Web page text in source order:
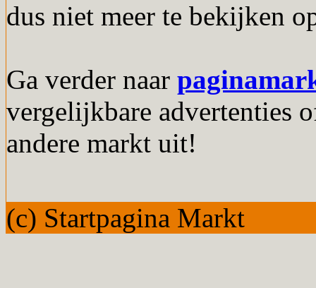
dus niet meer te bekijken
Ga verder naar
vergelijkbare advertenties
andere markt uit!
(c) Startpagina Markt